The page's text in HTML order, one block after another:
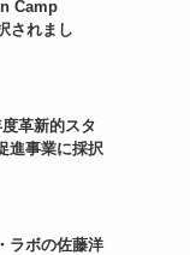
Camp
されまし
⾰新的スタ
進事業に採択
ラボの佐藤洋